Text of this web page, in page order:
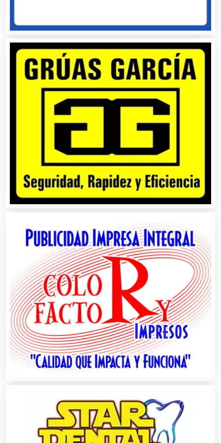
Asilos
Asociaciones Civiles
Asociaciones Empresariales
Audio, Sonido e Iluminación
Audios para Eventos
Autobuses
Automatización
Automóviles Nuevos y Usados
Autopartes Eléctricas
Balnearios